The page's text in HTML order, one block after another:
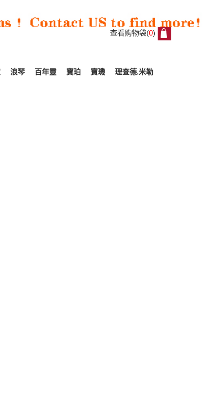
查看购物袋(0)
浪琴 百年靈 寶珀 寶璣 理查德.米勒